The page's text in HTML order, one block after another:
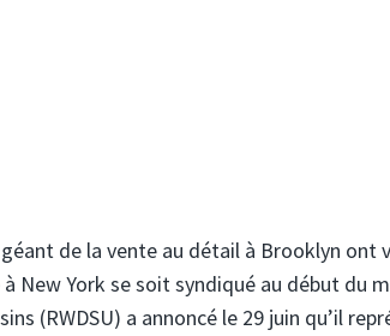
de la vente au détail à Brooklyn ont
New York se soit syndiqué au début du
(RWDSU) a annoncé le 29 juin qu’il